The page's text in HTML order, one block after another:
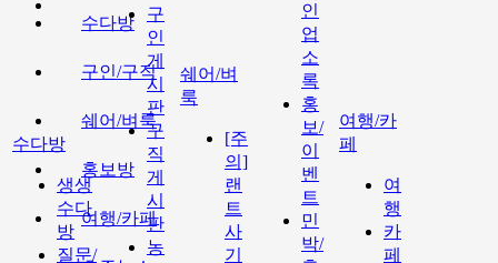
수다방
구인/구직
쉐어/벼룩
홍보방
여행/카페
수다방
생생
수다
방
질문/
구
인
게
시
판
구
직
게
시
판
농
쉐어/벼
룩
[주
의]
랜
트
사
기
인
업
소
록
홍
보/
이
벤
트
민
박/
여행/카
페
여
행
카
페